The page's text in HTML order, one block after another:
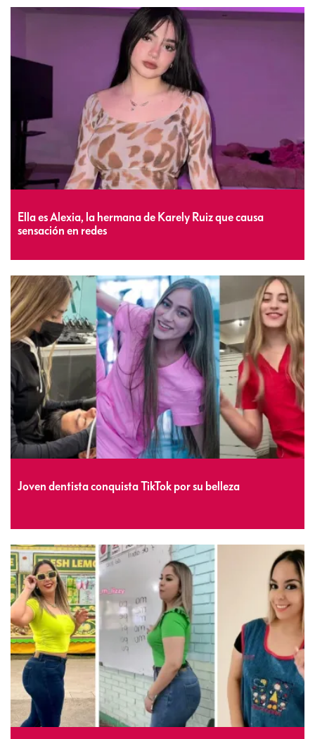
Ella es Alexia, la hermana de Karely Ruiz que causa
sensación en redes
Joven dentista conquista TikTok por su belleza